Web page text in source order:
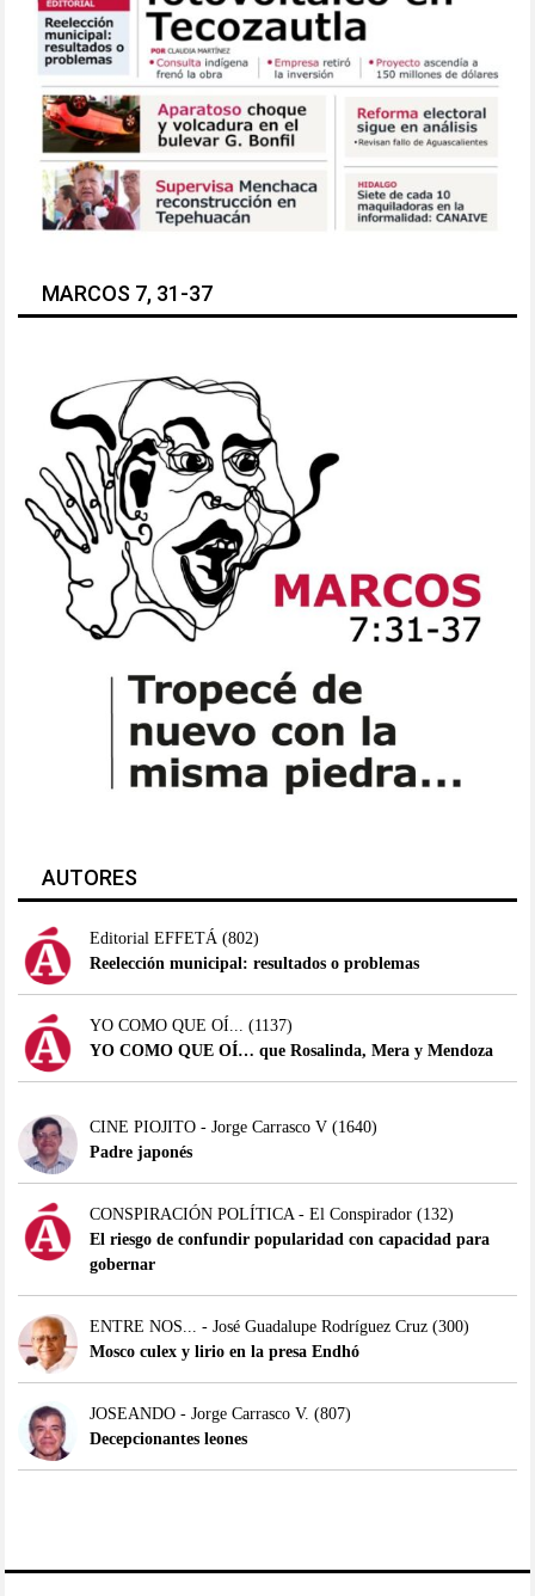
MARCOS 7, 31-37
AUTORES
Editorial EFFETÁ (802)
Reelección municipal: resultados o problemas
YO COMO QUE OÍ...
(1137)
YO COMO QUE OÍ… que Rosalinda, Mera y Mendoza
CINE PIOJITO - Jorge Carrasco V(1640)
Padre japonés
CONSPIRACIÓN POLÍTICA - El Conspirador(132)
El riesgo de confundir popularidad con capacidad para
gobernar
ENTRE NOS... - José Guadalupe Rodríguez Cruz(300)
Mosco culex y lirio en la presa Endhó
JOSEANDO - Jorge Carrasco V. (807)
Decepcionantes leones